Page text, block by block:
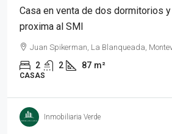
Casa en venta de dos dormitorios
proxima al SMI
Juan Spikerman, La Blanqueada,
2 2 87 m²
CASAS
Inmobiliaria Verde